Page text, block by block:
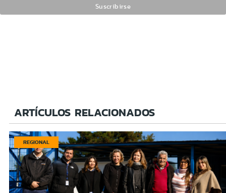
ARTÍCULOS RELACIONADOS
REGIONAL